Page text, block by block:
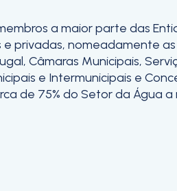
a maior parte das
e privadas, nomeadamente
Câmaras Municipais,
e Intermunicipais e
de 75% do Setor da Água a